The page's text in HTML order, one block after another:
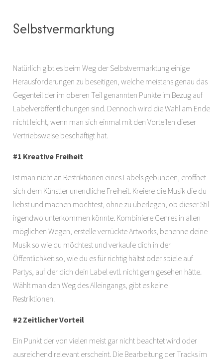
Selbstvermarktung
Natürlich gibt es beim Weg der Selbstvermarktung einige
Herausforderungen zu beseitigen, welche meistens genau das
Gegenteil der im oberen Teil genannten Punkte im Bezug auf
Labelveröffentlichungen sind. Dennoch wird die Wahl am Ende
nicht leicht, wenn man sich einmal mit den Vorteilen dieser
Vertriebsweise beschäftigt hat.
#1 Kreative Freiheit
Ist man nicht an Restriktionen eines Labels gebunden, eröffnet
sich dem Künstler unendliche Freiheit. Kreiere die Musik die du
liebst und machen möchtest, ohne zu überlegen, ob dieser Stil
irgendwo unterkommen könnte. Kombiniere Genres in allen
möglichen Wegen, erstelle verrückte Artworks, benenne deine
Musik so wie du möchtest und verkaufe dich in der
Öffentlichkeit so, wie du es für richtig hältst oder spiele auf
Partys, auf der dich dein Label evtl. nicht gern gesehen hätte.
Wählt man den Weg des Alleingangs, gibt es keine
Restriktionen.
#2 Zeitlicher Vorteil
Ein Punkt der von vielen meist gar nicht beachtet wird oder
ausreichend relevant erscheint. Die Bearbeitung der Tracks im